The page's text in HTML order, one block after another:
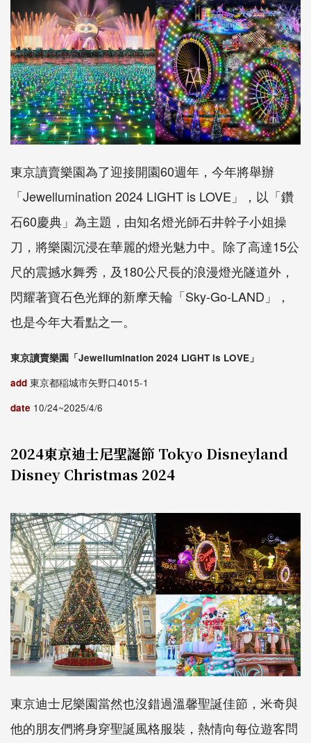
東京讀賣樂園為了迎接開園60週年，今年將舉辦
「Jewellumination 2024 LIGHT is LOVE」，以「鑽
石60慶典」為主題，由知名燈光師石井幹子小姐操
刀，將樂園沉浸在華麗的燈光魅力中。除了高達15公
尺的震撼水舞秀，及180公尺長的浪漫燈光隧道外，
閃耀著寶石色光輝的新摩天輪「Sky-Go-LAND」，
也是今年大看點之一。
東京讀賣樂園「Jewellumination 2024 LIGHT is LOVE」
add 東京都稲城市矢野口4015-1
date 10/24~2025/4/6
2024東京迪士尼聖誕節 Tokyo Disneyland
Disney Christmas 2024
東京迪士尼樂園當然也沒錯過溫馨聖誕佳節，米奇與
他的朋友們將身穿聖誕風格服裝，熱情向每位遊客問